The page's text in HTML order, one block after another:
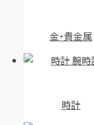
金・貴金属
時計